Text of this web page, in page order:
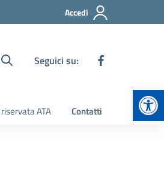
Accedi
Seguici su:
ATA Contatti